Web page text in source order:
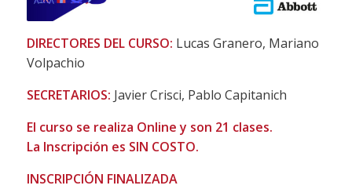
DIRECTORES DEL CURSO: Lucas Granero, Mariano
Volpachio
SECRETARIOS: Javier Crisci, Pablo Capitanich
El curso se realiza Online y son 21 clases.
La Inscripción es SIN COSTO.
INSCRIPCIÓN FINALIZADA